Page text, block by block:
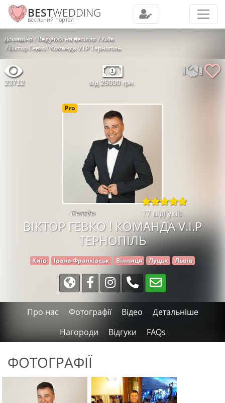
BESTWEDDING
весільний портал
Домашня Ведучий на весілля
Київ
Віктор Гевко ! Команда V.I.P Тернопіль
23712 від 25000 грн.
Pro
Онлайн 17 відгуків
ВІКТОР ГЕВКО ! КОМАНДА V.I.P
ТЕРНОПІЛЬ
Київ Івано-Франківськ Вінниця Луцьк Львів
Про нас Фотографії Відео
Детальніше
Нагороди
Відгуки FAQs
ФОТОГРАФІЇ